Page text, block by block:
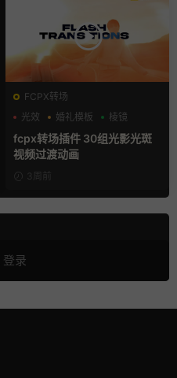
FCPX转场
光效
婚礼模板 棱镜
fcpx转场插件 30组光影光斑
视频过渡动画
3周前
登录